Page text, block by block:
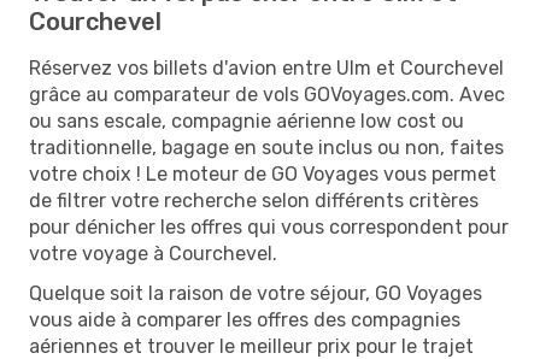
Courchevel
Réservez vos billets d'avion entre Ulm et Courchevel
grâce au comparateur de vols GOVoyages.com. Avec
ou sans escale, compagnie aérienne low cost ou
traditionnelle, bagage en soute inclus ou non, faites
votre choix ! Le moteur de GO Voyages vous permet
de filtrer votre recherche selon différents critères
pour dénicher les offres qui vous correspondent pour
votre voyage à Courchevel.
Quelque soit la raison de votre séjour, GO Voyages
vous aide à comparer les offres des compagnies
aériennes et trouver le meilleur prix pour le trajet